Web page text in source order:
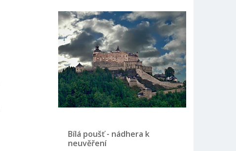
Bílá poušť - nádhera k
neuvěření